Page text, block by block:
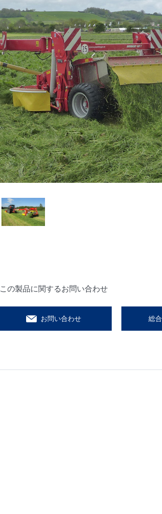
この製品に関するお問い合わせ
お問い合わせ 総